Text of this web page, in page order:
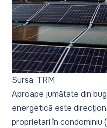
Sursa: TRM
Aproape jumătate din
energetică este
proprietari în condominiu